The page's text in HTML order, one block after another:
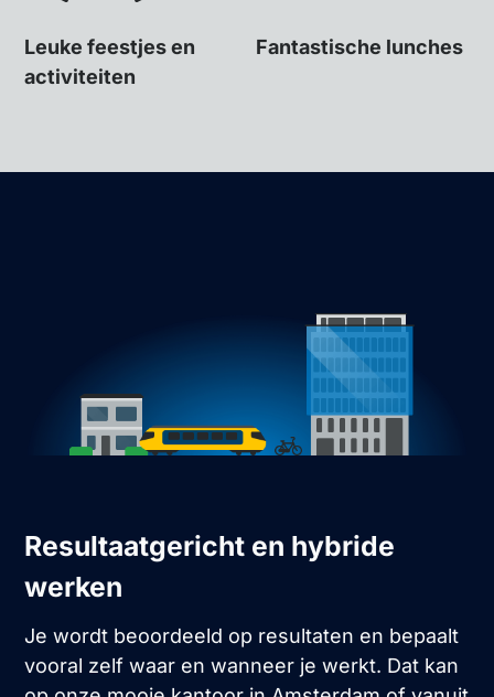
Leuke feestjes en
activiteiten
Fantastische lunches
Resultaatgericht en hybride
werken
Je wordt beoordeeld op resultaten en bepaalt
vooral zelf waar en wanneer je werkt. Dat kan